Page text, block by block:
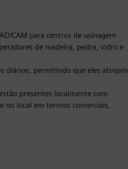
CAM para centros de usinagem
de madeira, pedra, vidro e
diários, permitindo que eles atinjam
presentes localmente com
no local em termos comerciais,